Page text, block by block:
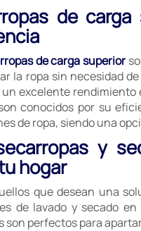
de
de carga superior
la ropa sin necesidad
excelente rendimiento
conocidos por su
de ropa, siendo una
y
hogar
que desean una
de lavado y secado
son perfectos para